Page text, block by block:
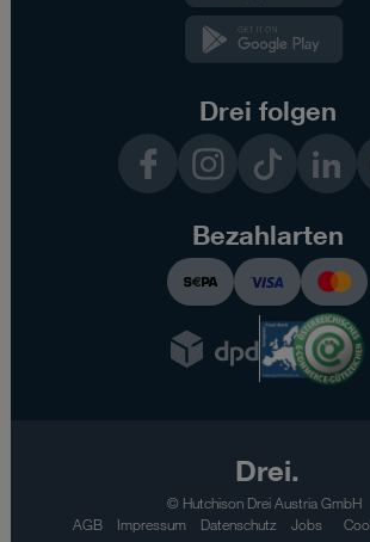
Drei folgen
InstagramTikTok LinkedInYouTube
Bezahlarten
Drei.
© Hutchison Drei Austria GmbH
AGB
Impressum Datenschutz Jobs